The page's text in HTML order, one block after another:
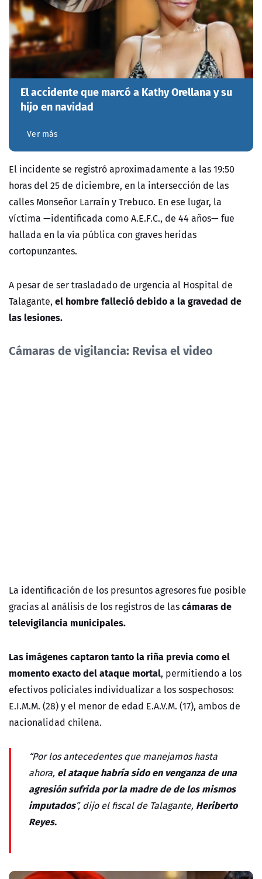
El accidente que marcó a Kathy Orellana y su
hijo en navidad
Ver más
El incidente se registró aproximadamente a las 19:50
horas del 25 de diciembre, en la intersección de las
calles Monseñor Larraín y Trebuco. En ese lugar, la
víctima —identificada como A.E.F.C., de 44 años— fue
hallada en la vía pública con graves heridas
cortopunzantes.
A pesar de ser trasladado de urgencia al Hospital de
Talagante, el hombre falleció debido a la gravedad de
las lesiones.
Cámaras de vigilancia: Revisa el video
La identificación de los presuntos agresores fue posible
gracias al análisis de los registros de lascámaras de
televigilancia municipales.
Las imágenes captaron tanto la riña previa como el
momento exacto del ataque mortal, permitiendo a los
efectivos policiales individualizar a los sospechosos:
E.I.M.M. (28) y el menor de edad E.A.V.M. (17), ambos de
nacionalidad chilena.
“Por los antecedentes que manejamos hasta
ahora, el ataque habría sido en venganza de una
agresión sufrida por la madre de de los mismos
imputados”, dijo el fiscal de Talagante, Heriberto
Reyes.